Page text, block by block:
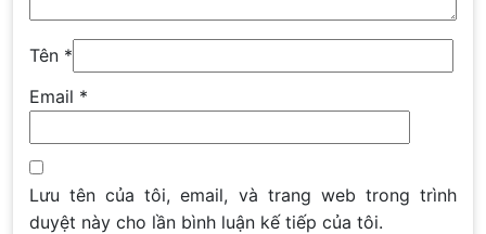
Tên *
Email *
Lưu tên của tôi, email, và trang web trong trình
duyệt này cho lần bình luận kế tiếp của tôi.